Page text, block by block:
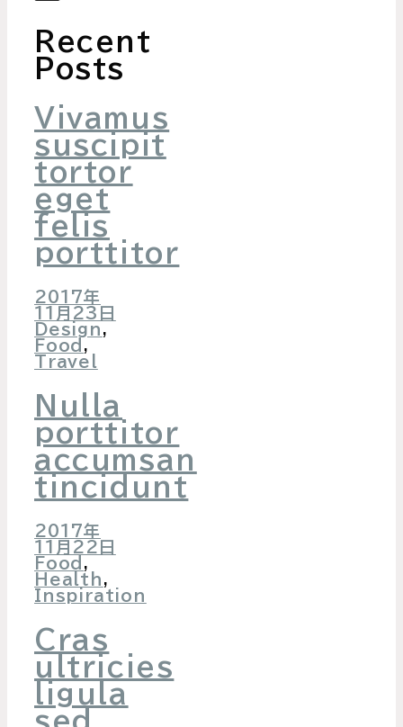
Recent
Posts
Vivamus
suscipit
tortor
eget
felis
porttitor
2017年
11月23日
Design ,
Food ,
Travel
Nulla
porttitor
accumsan
tincidunt
2017年
11月22日
Food ,
Health ,
Inspiration
Cras
ultricies
ligula
sed